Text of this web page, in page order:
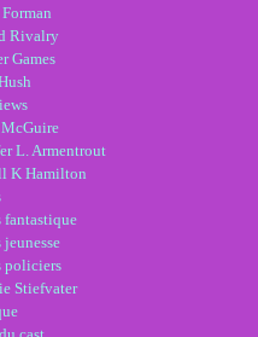
Rivalry
Games
McGuire
L. Armentrout
K Hamilton
fantastique
policiers
Stiefvater